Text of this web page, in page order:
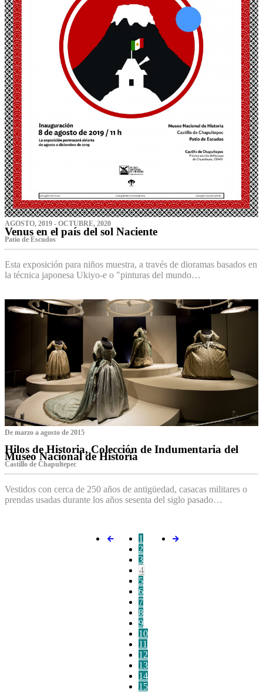
AGOSTO, 2019 - OCTUBRE, 2020
Venus en el país del sol Naciente
P‌atio de Escudos
Esta exposición para niños muestra, a través de dioramas basados en
la técnica japonesa Ukiyo-e o "pinturas del mundo…
De marzo a agosto de 2015
Hilos de Historia, Colección de Indumentaria del
Museo Nacional de Historia
Castillo de Chapultepec
Vestidos con cerca de 250 años de antigüedad, casacas militares o
prendas usadas durante los años sesenta del siglo pasado…
1
2
3
4
5
6
7
8
9
10
11
12
13
14
15